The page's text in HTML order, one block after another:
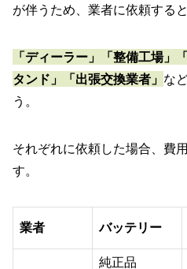
が伴うため、業者に依頼すると
「ディーラー」「整備工場」
タンド」「出張交換業者」 な
う。
それぞれに依頼した場合、費
す。
業者 バッテリー
純正品